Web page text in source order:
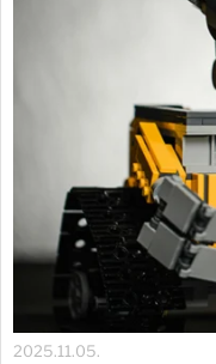
2025.11.05.